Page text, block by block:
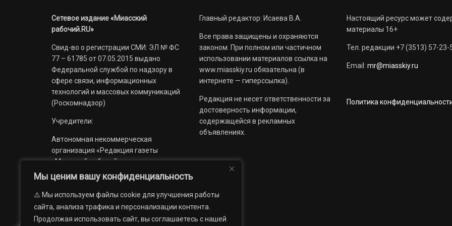
Мы ценим вашу конфиденциальность
⚠️ Мы используем файлы cookie для улучшения работы
сайта, анализа трафика и персонализации контента.
Продолжая использовать сайт, вы соглашаетесь с нашей
Сетевое издание «Миасский
рабочий.RU»
Свид-во о регистрации СМИ: ЭЛ № ФС
77 – 61785 от 07.05.2015 выдано
Федеральной службой по надзору в
сфере связи, информационных
технологий и массовых коммуникаций
(Роскомнадзор)
Учредители:
Автономная некоммерческая
организация «Редакция газеты
«Миасский рабочий»;
Областное государственное
учреждение «Издательский дом
Главный редактор: Исаева В.А.
Все права защищены и охраняются
законом. При полном или частичном
использовании материалов ссылка на
www.miasskiy.ru обязательна (в
интернете — гиперссылка).
Редакция не несет ответственности за
достоверность информации,
содержащейся в рекламных
объявлениях.
Настоящий ресурс может
материалы 16+
Тел. редакции +7 (3513) 57-23-
Email: mr@miasskiy.ru
Политика